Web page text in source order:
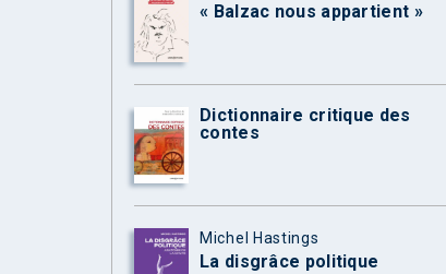
« Balzac nous appartient »
Dictionnaire critique des
contes
Michel Hastings
La disgrâce politique